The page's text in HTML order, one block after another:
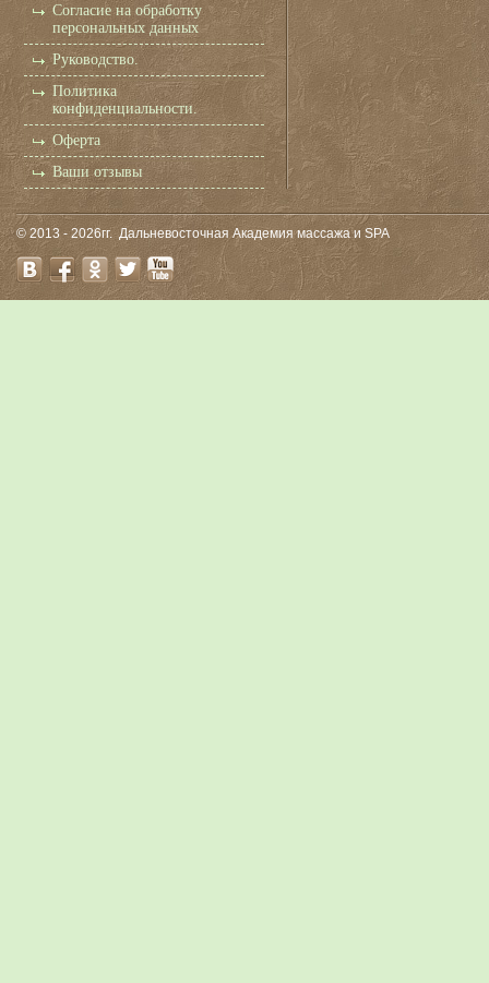
Согласие на обработку
персональных данных
Руководство.
Политика
конфиденциальности.
Оферта
Ваши отзывы
© 2013 - 2026гг.Дальневосточная Академия массажа и SPA